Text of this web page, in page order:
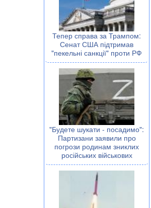
Тепер справа за Трампом:
Сенат США підтримав
"пекельні санкції" проти РФ
"Будете шукати - посадимо":
Партизани заявили про
погрози родинам зниклих
російських військових